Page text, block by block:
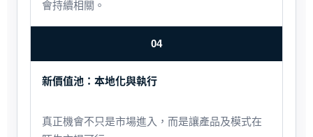
會持續相關。
04
新價值池：本地化與執行
真正機會不只是市場進入，而是讓產品及模式在